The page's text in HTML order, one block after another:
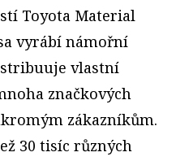
Toyota Material
vyrábí námořní
vlastní
značkových
zákazníkům.
30 tisíc různých